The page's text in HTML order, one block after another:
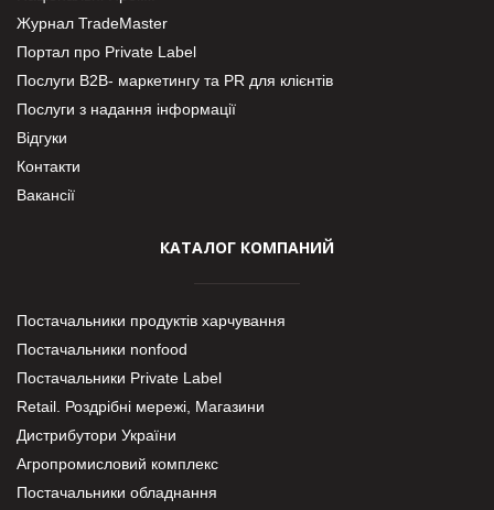
Журнал TradeMaster
Портал про Private Label
Послуги В2В- маркетингу та PR для клієнтів
Послуги з надання інформації
Відгуки
Контакти
Вакансії
КАТАЛОГ КОМПАНИЙ
Постачальники продуктів харчування
Постачальники nonfood
Постачальники Private Label
Retail. Роздрібні мережі, Магазини
Дистрибутори України
Агропромисловий комплекс
Постачальники обладнання